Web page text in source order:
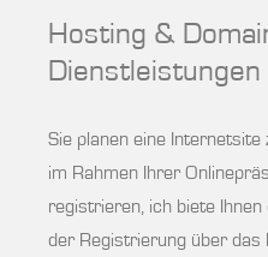
Hosting &
Dienstleistungen
Sie planen eine
im Rahmen Ihrer
registrieren, ich biete
der Registrierung über